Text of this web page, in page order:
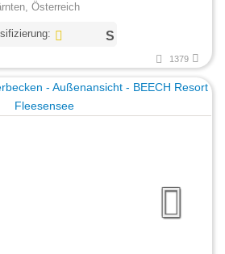
Österreich
1379